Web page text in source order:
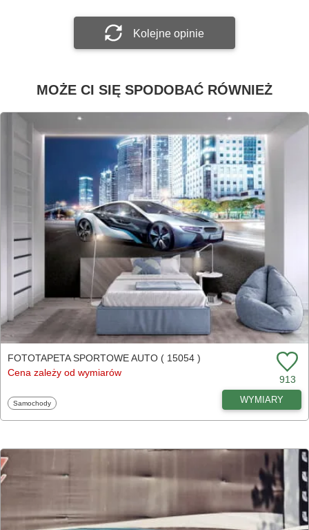
Kolejne opinie
MOŻE CI SIĘ SPODOBAĆ RÓWNIEŻ
FOTOTAPETA SPORTOWE AUTO ( 15054 )
Cena zależy od wymiarów
913
Fototapety
Samochody WYMIARY